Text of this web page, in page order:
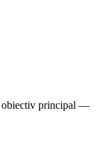
obiectiv principal —